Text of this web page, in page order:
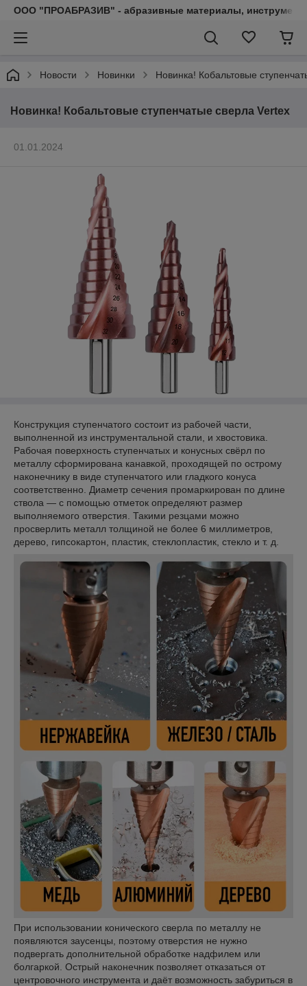
ООО "ПРОАБРАЗИВ" - абразивные материалы, инструмент,
Новости Новинки Новинка! Кобальтовые
Новинка! Кобальтовые ступенчатые сверла Vertex
01.01.2024
Конструкция ступенчатого состоит из рабочей части,
выполненной из инструментальной стали, и хвостовика.
Рабочая поверхность ступенчатых и конусных свёрл по
металлу сформирована канавкой, проходящей по острому
наконечнику в виде ступенчатого или гладкого конуса
соответственно. Диаметр сечения промаркирован по длине
ствола — с помощью отметок определяют размер
выполняемого отверстия. Такими резцами можно
просверлить металл толщиной не более 6 миллиметров,
дерево, гипсокартон, пластик, стеклопластик, стекло и т. д.
При использовании конического сверла по металлу не
появляются заусенцы, поэтому отверстия не нужно
подвергать дополнительной обработке надфилем или
болгаркой. Острый наконечник позволяет отказаться от
центровочного инструмента и даёт возможность забуриться в